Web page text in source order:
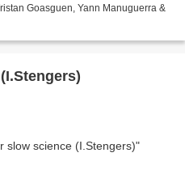
Goasguen, Yann Manuguerra &